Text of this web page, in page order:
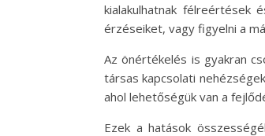
kialakulhatnak félreértések
érzéseiket, vagy figyelni a
Az önértékelés is gyakran
társas kapcsolati
ahol lehetőségük van a
Ezek a hatások